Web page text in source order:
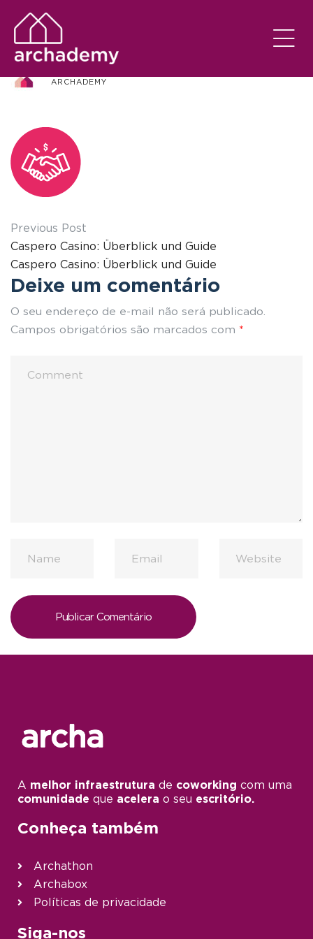
Icon-Checklist-02
ARCHADEMY
Previous Post
Caspero Casino: Überblick und Guide
Caspero Casino: Überblick und Guide
Deixe um comentário
O seu endereço de e-mail não será publicado.
Campos obrigatórios são marcados com *
A melhor infraestrutura de coworking com uma
comunidade que acelera o seu escritório.
Conheça também
Archathon
Archabox
Políticas de privacidade
Siga-nos